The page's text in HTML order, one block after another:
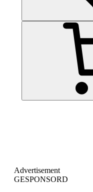
Advertisement
GESPONSORD